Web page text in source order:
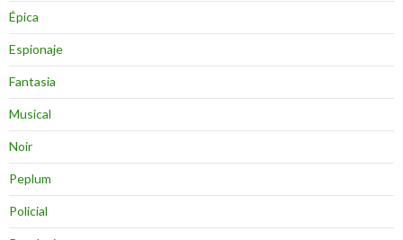
Épica
Espionaje
Fantasia
Musical
Noir
Peplum
Policial